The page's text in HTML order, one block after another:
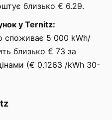
близько € 6.29.
у Ternitz:
споживає 5 000 kWh/
близько € 73 за
(€ 0.1263 /kWh 30-